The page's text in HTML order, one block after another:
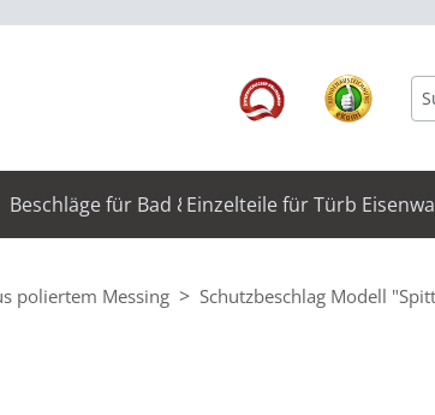
Beschläge für Bad & WCEinzelteile für Türbeschläge
poliertem Messing Schutzbeschlag Modell